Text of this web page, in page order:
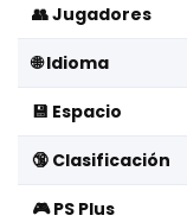
👥 Jugadores
🌐 Idioma
💾 Espacio
🔞 Clasificación
🎮 PS Plus